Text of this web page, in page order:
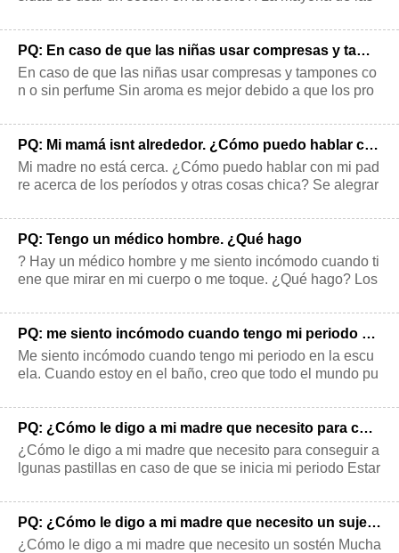
PQ: En caso de que las niñas usar compresas y tampones con o sin perfume
En caso de que las niñas usar compresas y tampones co
n o sin perfume Sin aroma es mejor debido a que los pro
PQ: Mi mamá isnt alrededor. ¿Cómo puedo hablar con mi padre acerca de cosas de chicas?
Mi madre no está cerca. ¿Cómo puedo hablar con mi pad
re acerca de los períodos y otras cosas chica? Se alegrar
PQ: Tengo un médico hombre. ¿Qué hago
? Hay un médico hombre y me siento incómodo cuando ti
ene que mirar en mi cuerpo o me toque. ¿Qué hago? Los
PQ: me siento incómodo cuando tengo mi periodo en la escuela. ¿Qué debo hacer?
Me siento incómodo cuando tengo mi periodo en la escu
ela. Cuando estoy en el baño, creo que todo el mundo pu
PQ: ¿Cómo le digo a mi madre que necesito para conseguir algunas pastillas en caso de que mi período comienza
¿Cómo le digo a mi madre que necesito para conseguir a
lgunas pastillas en caso de que se inicia mi periodo Estar
PQ: ¿Cómo le digo a mi madre que necesito un sujetador
¿Cómo le digo a mi madre que necesito un sostén Mucha